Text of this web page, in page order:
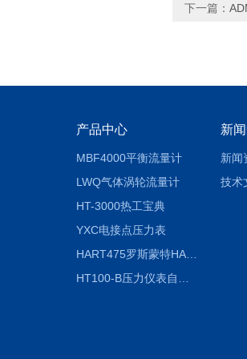
下一篇：
产品中心
MBF4000平衡流量计
LWQ气体涡轮流量计
HT-3000热工宝典
YXC电接点压力表
HART475罗斯蒙特HART475手操器
新
新闻
技术